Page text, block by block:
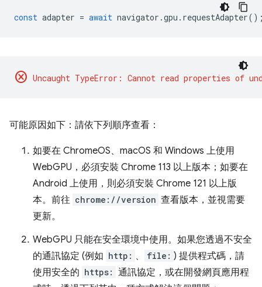
const adapter = await navigator .gpu . requestAdapter
cancel
可能原因如下：請依下列順序查看：
如要在 ChromeOS、macOS 和 Windows 上使用
WebGPU，必須安裝 Chrome 113 以上版本；如要在
Android 上使用，則必須安裝 Chrome 121 以上版
本。前往 chrome://version 查看版本，並視需要
更新。
WebGPU 只能在安全環境中使用。如果您透過不安全
的通訊協定 (例如 http: 、 file: ) 提供程式碼，請
使用安全的 https: 通訊協定，或在開發網頁應用程